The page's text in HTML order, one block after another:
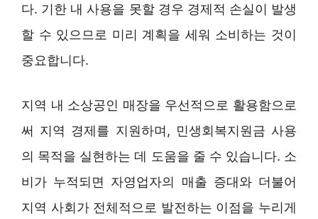
다. 기한 내 사용을 못할 경우 경제적 손실이 발생
할 수 있으므로 미리 계획을 세워 소비하는 것이
중요합니다.
지역 내 소상공인 매장을 우선적으로 활용함으로
써 지역 경제를 지원하며, 민생회복지원금 사용
의 목적을 실현하는 데 도움을 줄 수 있습니다. 소
비가 누적되면 자영업자의 매출 증대와 더불어
지역 사회가 전체적으로 발전하는 이점을 누리게